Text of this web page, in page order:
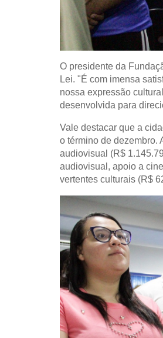
O presidente da
Lei. "É com imensa
nossa expressão
desenvolvida para
Vale destacar que a
o término de dezembro.
audiovisual (R$
audiovisual, apoio a
vertentes culturais (R$